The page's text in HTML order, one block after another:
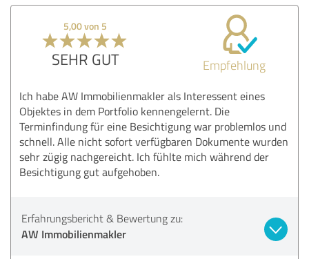
5,00 von 5
SEHR GUT Empfehlung
Ich habe AW Immobilienmakler als Interessent eines
Objektes in dem Portfolio kennengelernt. Die
Terminfindung für eine Besichtigung war problemlos und
schnell. Alle nicht sofort verfügbaren Dokumente wurden
sehr zügig nachgereicht. Ich fühlte mich während der
Besichtigung gut aufgehoben.
Erfahrungsbericht & Bewertung zu:
AW Immobilienmakler